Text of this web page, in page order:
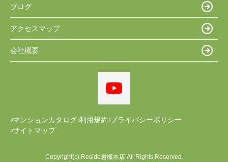
ブログ
アクセスマップ
会社概要
マンションカタログ 利用規約 プライバシーポリシー
サイトマップ
Copyright(c) Reside岩槻本店 All Rights Reserved.